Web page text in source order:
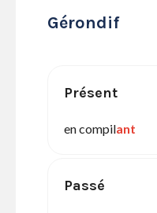
Gérondif
Présent
en compilant
Passé